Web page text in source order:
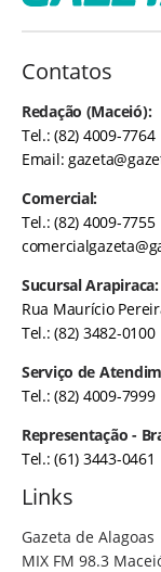
Contatos
Redação (Maceió):
Tel.: (82) 4009-7764
Email:
Comercial:
Tel.: (82) 4009-7755
Sucursal Arapiraca:
Rua Maurício
Tel.: (82) 3482-0100
Serviço de
Tel.: (82) 4009-7999
Representação -
Tel.: (61) 3443-0461
Links
Gazeta de Alagoas
MIX FM 98.3